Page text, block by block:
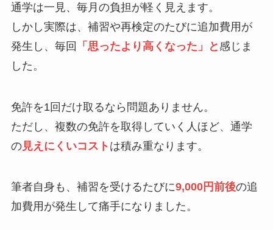
通学は一見、毎月の負担が軽く見えます。
しかし実際は、補習や再検定のたびに追加費用が
発生し、毎回
「思ったより高くなった」と 感じま
した。
免許を1回だけ取るなら問題ありません。
ただし、複数の免許を取得していく人ほど、通学
の見えにくいコスト は積み重なります。
筆者自身も、補習を受けるたびに9,000円前後の追
加費用が発生して痛手になりました。